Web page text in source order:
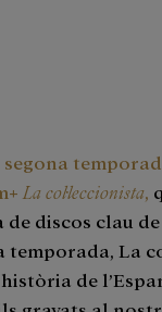
segona
La col·leccionista,
de discos clau
temporada, La
de